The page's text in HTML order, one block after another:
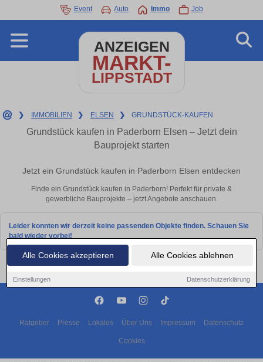
Alle Cookies akzeptieren Alle Cookies ablehnen
Einstellungen Datenschutzerklärung
Event Auto Immo Job
ANZEIGEN
MARKT-
LIPPSTADT
❯ IMMOBILIEN ❯ ELSEN ❯ GRUNDSTÜCK-KAUFEN
Grundstück kaufen in Paderborn Elsen – Jetzt dein
Bauprojekt starten
Jetzt ein Grundstück kaufen in Paderborn Elsen entdecken
Finde ein Grundstück kaufen in Paderborn! Perfekt für private &
gewerbliche Bauprojekte – jetzt Angebote anschauen.
Leider konnten wir derzeit keine passenden Objekte finden. Schauen Sie
bald wieder vorbei!
Ratgeber Presse Lokales Über Uns Impressum Datenschutz
Cookies